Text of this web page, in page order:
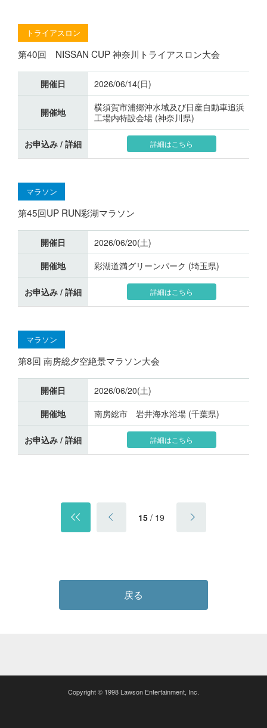
トライアスロン
第40回 NISSAN CUP 神奈川トライアスロン大会
開催日 2026/06/14(日)
開催地
横須賀市浦郷沖水域及び日産自動車追浜
工場内特設会場 (神奈川県)
お申込み / 詳細 詳細はこちら
マラソン
第45回UP RUN彩湖マラソン
開催日
2026/06/20(土)
開催地
彩湖道満グリーンパーク (埼玉県)
お申込み / 詳細 詳細はこちら
マラソン
第8回 南房総夕空絶景マラソン大会
開催日
2026/06/20(土)
開催地
南房総市 岩井海水浴場 (千葉県)
お申込み / 詳細 詳細はこちら
15 / 19
戻る
Copyright © 1998 Lawson Entertainment, Inc.